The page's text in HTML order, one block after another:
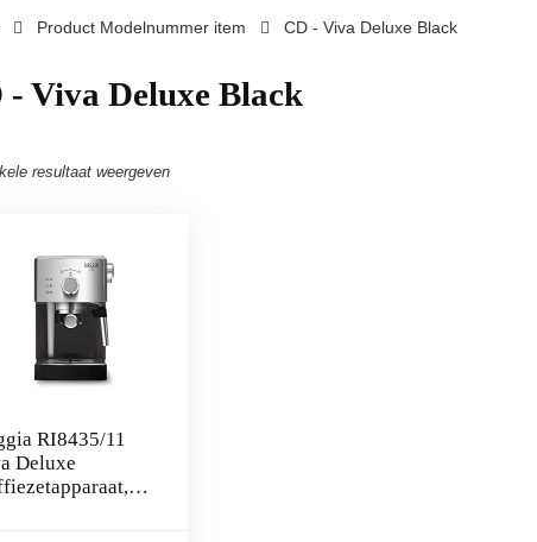
Product Modelnummer item ‎CD - Viva Deluxe Black
- Viva Deluxe Black
resultaat weergeven
RI8435/11
Deluxe